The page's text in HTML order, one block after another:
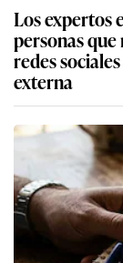
Los expertos
personas
redes
externa